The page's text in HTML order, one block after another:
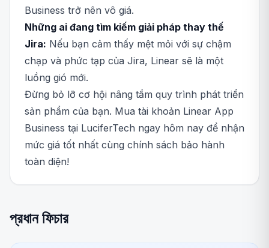
Business trở nên vô giá.
Những ai đang tìm kiếm giải pháp thay thế
Jira: Nếu bạn cảm thấy mệt mỏi với sự chậm
chạp và phức tạp của Jira, Linear sẽ là một
luồng gió mới.
Đừng bỏ lỡ cơ hội nâng tầm quy trình phát triển
sản phẩm của bạn. Mua tài khoản Linear App
Business tại LuciferTech ngay hôm nay để nhận
mức giá tốt nhất cùng chính sách bảo hành
toàn diện!
প্রধান ফিচার